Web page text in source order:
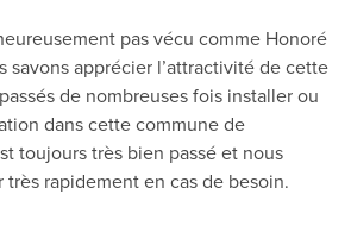
pas vécu comme Honoré
savons apprécier l’attractivité de cette
de nombreuses fois installer ou
dans cette commune de
toujours très bien passé et nous
rapidement en cas de besoin.